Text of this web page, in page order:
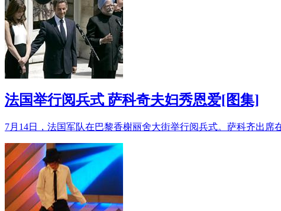
法国举行阅兵式 萨科奇夫妇秀恩爱[图集]
7月14日，法国军队在巴黎香榭丽舍大街举行阅兵式。萨科齐出席